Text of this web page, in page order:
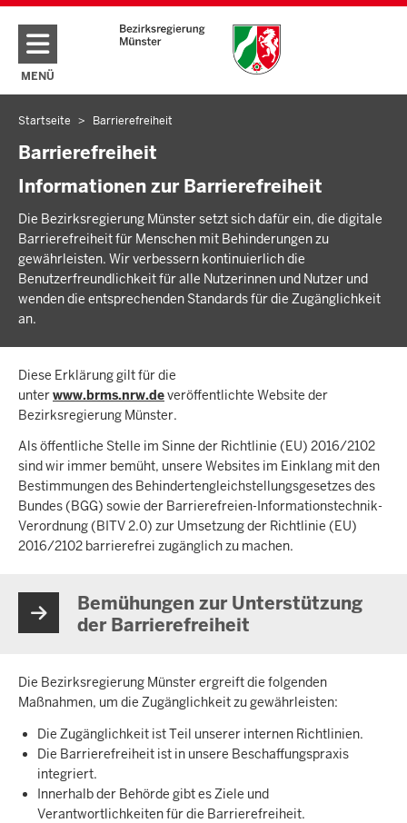
Direkt zum Inhalt
MENÜ
NAVIGATION AKTIVIEREN/DEAKTIVIEREN: HAUPTMENÜ
Sie
befinden
hier
Startseite Barrierefreiheit
Barrierefreiheit
Informationen zur Barrierefreiheit
Die Bezirksregierung Münster setzt sich dafür ein, die digitale
Barrierefreiheit für Menschen mit Behinderungen zu
gewährleisten. Wir verbessern kontinuierlich die
Benutzerfreundlichkeit für alle Nutzerinnen und Nutzer und
wenden die entsprechenden Standards für die Zugänglichkeit
an.
Diese Erklärung gilt für die
unterwww.brms.nrw.deveröffentlichte Website der
Bezirksregierung Münster.
Als öffentliche Stelle im Sinne der Richtlinie (EU) 2016/2102
sind wir immer bemüht, unsere Websites im Einklang mit den
Bestimmungen des Behindertengleichstellungsgesetzes des
Bundes (BGG) sowie der Barrierefreien-Informationstechnik-
Verordnung (BITV 2.0) zur Umsetzung der Richtlinie (EU)
2016/2102 barrierefrei zugänglich zu machen.
Bemühungen zur Unterstützung
der Barrierefreiheit
Die Bezirksregierung Münster ergreift die folgenden
Maßnahmen, um die Zugänglichkeit zu gewährleisten:
Die Zugänglichkeit ist Teil unserer internen Richtlinien.
Die Barrierefreiheit ist in unsere Beschaffungspraxis
integriert.
Innerhalb der Behörde gibt es Ziele und
Verantwortlichkeiten für die Barrierefreiheit.